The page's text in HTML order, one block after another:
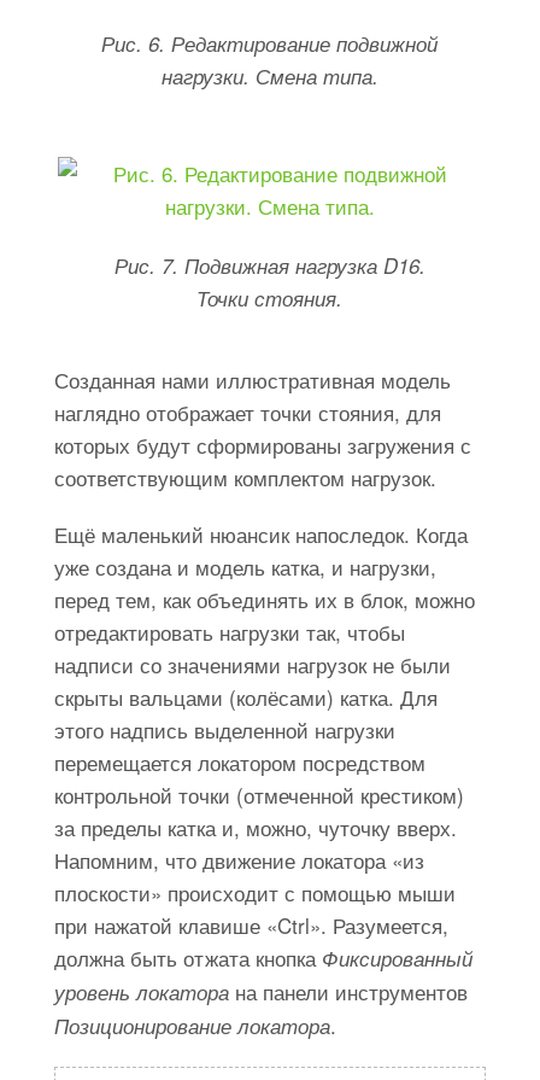
Рис. 6. Редактирование подвижной
нагрузки. Смена типа.
Рис. 7. Подвижная нагрузка D16.
Точки стояния.
Созданная нами иллюстративная модель
наглядно отображает точки стояния, для
которых будут сформированы загружения с
соответствующим комплектом нагрузок.
Ещё маленький нюансик напоследок. Когда
уже создана и модель катка, и нагрузки,
перед тем, как объединять их в блок, можно
отредактировать нагрузки так, чтобы
надписи со значениями нагрузок не были
скрыты вальцами (колёсами) катка. Для
этого надпись выделенной нагрузки
перемещается локатором посредством
контрольной точки (отмеченной крестиком)
за пределы катка и, можно, чуточку вверх.
Напомним, что движение локатора «из
плоскости» происходит с помощью мыши
при нажатой клавише «Ctrl». Разумеется,
должна быть отжата кнопка Фиксированный
уровень локатора на панели инструментов
Позиционирование локатора.